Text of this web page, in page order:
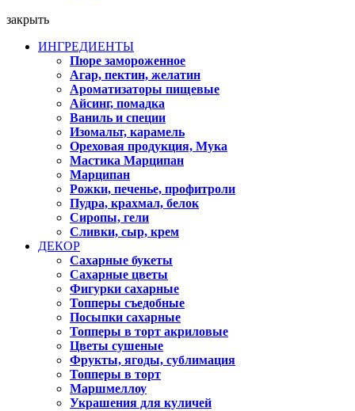
закрыть
ИНГРЕДИЕНТЫ
Пюре замороженное
Агар, пектин, желатин
Ароматизаторы пищевые
Айсинг, помадка
Ваниль и специи
Изомальт, карамель
Ореховая продукция, Мука
Мастика Марципан
Марципан
Рожки, печенье, профитроли
Пудра, крахмал, белок
Сиропы, гели
Сливки, сыр, крем
ДЕКОР
Сахарные букеты
Сахарные цветы
Фигурки сахарные
Топперы съедобные
Посыпки сахарные
Топперы в торт акриловые
Цветы сушеные
Фрукты, ягоды, сублимация
Топперы в торт
Маршмеллоу
Украшения для куличей